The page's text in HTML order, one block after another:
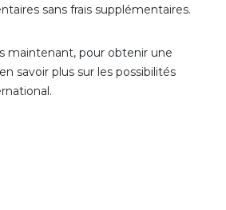
sans frais supplémentaires.
maintenant, pour obtenir une
savoir plus sur les possibilités